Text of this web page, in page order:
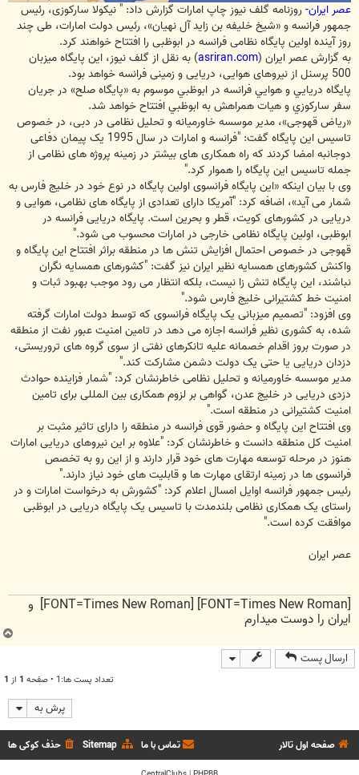
عصر ایران-روزنامه گلف نیوز چاپ امارات گزارش داد: " نیکولا سارکوزی، رئیس
جمهور فرانسه و «شیخ خلیفه بن زاید آل نهیان»، رئیس دولت امارات، طی چند
روز آینده اولین پایگاه نظامی فرانسه در ابوظبی را افتتاح خواهند کرد.
به گزارش عصر ایران (asriran.com) به نقل از گلف نیوز، این پایگاه میزبان
500 پرسنل از نیروهای هوایی، دریایی و زمینی فرانسه خواهد بود.
پايگاه دريايي و هوايي فرانسه در ابوظبي موسوم به «پايگاه صلح» در جريان
سفر ساركوزي و هيات همراهش به ابوظبي افتتاح خواهد شد.
«ریاض قهوجی»، مدیر موسسه خاورمیانه و تحلیل نظامی در دبی، در خصوص
تاسیس این پایگاه گفت: "فرانسه و امارات در سال 1995 یک پیمان دفاعی
دوجانبه امضا کردند که راه همکاری های بیشتر در زمینه پروژه های نظامی از
جمله تاسیس این پایگاه را هموار کرد."
وی با بیان اینکه «این پایگاه فرانسوی اولین پایگاه در نوع خود در خلیج فارس به
شمار می آید»، اضافه کرد: "آمریکا دارای تعدادی از پایگاه های نظامی، هوایی و
دریایی در کشورهای کویت، قطر و بحرین است. پایگاه دریایی فرانسه در
ابوظبی، اولین پایگاه نظامی خارجی در امارات محسوب می شود."
قهوجی در خصوص احتمال افزایش تنش ها در منطقه براثر افتتاح این پایگاه و
واکنش کشورهای همسایه نظیر ایران نیز گفت: "کشورهای همسایه نگران
نباشند، این پایگاه تنش زا نیست، بلکه انتظار می رود موجب بهبود ثبات و
امنیت خط کشتیرانی خلیج فارس شود."
وی افزود: "تصمیم میزبانی یک پایگاه فرانسوی که توسط دولت امارات گرفته
شده، به کشوری نظیر فرانسه اجازه می دهد در تامین امنیت عبور نفت از منطقه
در صورت بروز اقدام خصمانه علیه تانکرهای نفتی از سوی گروه های تروریستی،
دزدان دریایی یا حتی یک دولت دشمن مشارکت کند."
مدیر موسسه خاورمیانه و تحلیل نظامی خاطرنشان کرد: "شمار فزاینده حوادث
دزدی دریایی در خلیج عدن، گواهی بر لزوم همکاری بین المللی برای تامین
امنیت کشتیرانی در منطقه است."
وی افتتاح این پایگاه و حضور قوی فرانسه در منطقه را دارای تاثیر مثبت بر
امنیت کل منطقه دانست و خاطرنشان کرد: "علاوه بر این نیروهای دریایی امارات
هنوز در مرحله توسعه مهارت های خود قرار دارند و از این رو به تخصص
فرانسوی ها در زمینه ارتقای مهارت ها و قابلیت های خود نیاز دارند."
رئیس جمهور فرانسه اوایل امسال اعلام کرد: "کشورش به درخواست امارات و در
راستای یک همکاری نظامی بلندمدت با تاسیس یک پایگاه دریایی در ابوظبی
موافقت کرده است."
عصر ایران
[FONT=Times New Roman] [FONT=Times New Roman] و
ایران را دوست میدارم
ارسال پست
تعداد پست ها:1 • صفحه 1 از 1
پرش به
صفحه اول تالار حذف کوکی ها Sitemap تماس با ما